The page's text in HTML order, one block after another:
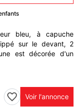
bleu, à capuche
sur le devant, 2
est décorée d'un
Voir l'annonce